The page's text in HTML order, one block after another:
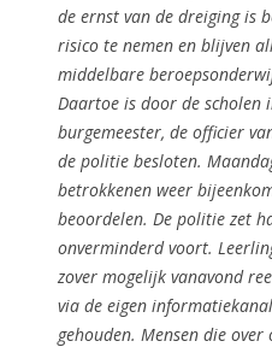
de ernst van de dreiging is
risico te nemen en blijven
middelbare
Daartoe is door de scholen
burgemeester, de officier
de politie besloten.
betrokkenen weer
beoordelen. De politie zet
onverminderd voort.
zover mogelijk vanavond
via de eigen
gehouden. Mensen die